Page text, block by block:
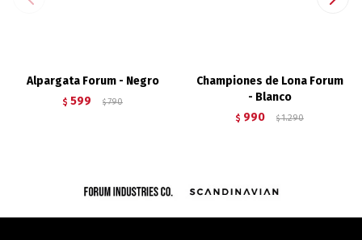
Alpargata Forum - Negro
$ 599 $ 790
Championes de Lona Forum
- Blanco
$ 990 $ 1.290